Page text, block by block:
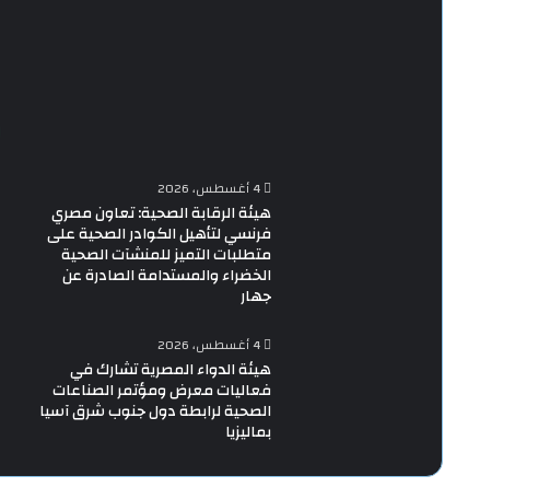
4 أغسطس، 2026
هيئة الرقابة الصحية: تعاون مصري
فرنسي لتأهيل الكوادر الصحية على
متطلبات التميز للمنشآت الصحية
الخضراء والمستدامة الصادرة عن
جهار
4 أغسطس، 2026
هيئة الدواء المصرية تشارك في
فعاليات معرض ومؤتمر الصناعات
الصحية لرابطة دول جنوب شرق آسيا
بماليزيا